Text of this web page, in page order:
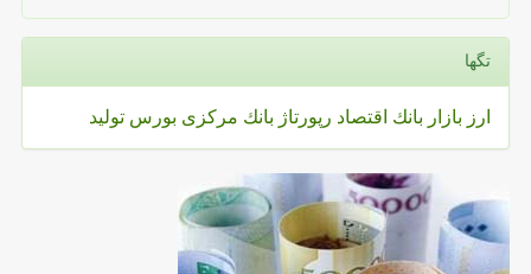
تگها
ارز بازار بانك اقتصاد رپورتاژ بانك مركزی بورس تولید